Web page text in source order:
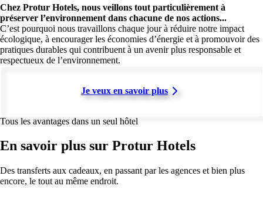
Chez Protur Hotels, nous veillons tout particulièrement à
préserver l’environnement dans chacune de nos actions...
C’est pourquoi nous travaillons chaque jour à réduire notre impact
écologique, à encourager les économies d’énergie et à promouvoir des
pratiques durables qui contribuent à un avenir plus responsable et
respectueux de l’environnement.
Je veux en savoir plus
Tous les avantages dans un seul hôtel
En savoir plus sur Protur Hotels
Des transferts aux cadeaux, en passant par les agences et bien plus
encore, le tout au même endroit.